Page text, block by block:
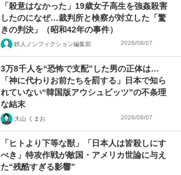
「殺意はなかった」19歳女子高生を強姦殺害
したのになぜ…裁判所と検察が対立した「驚
きの判決」（昭和42年の事件）
鉄人ノンフィクション編集部 2026/08/07
3万8千人を“恐怖で支配”した男の正体は…
「神に代わりお前たちを罰する」日本で知ら
れていない“韓国版アウシュビッツ”の不条理
な結末
大山 くまお 2026/08/07
「ヒトより下等な獣」「日本人は皆殺しにす
べき」特攻作戦が敵国・アメリカ世論に与え
た“残酷すぎる影響”